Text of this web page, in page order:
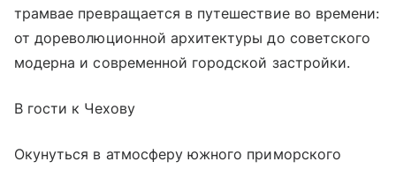
трамвае превращается в путешествие во времени:
от дореволюционной архитектуры до советского
модерна и современной городской застройки.
В гости к Чехову
Окунуться в атмосферу южного приморского